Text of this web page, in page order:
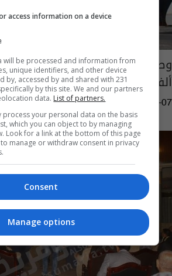
ألف طن من سماد اليوريا
10:22 | 2016-05-07
access information on a device
will be processed and information from
unique identifiers, and other device
by, accessed by and shared with 231
by this site. We and our partners
data. List of partners.
process your personal data on the basis
which you can object to by managing
Look for a link at the bottom of this page
manage or withdraw consent in privacy
Consent
Manage options